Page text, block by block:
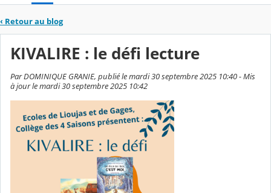
‹ Retour au blog
KIVALIRE : le défi lecture
Par DOMINIQUE GRANIE, publié le mardi 30 septembre 2025 10:40 - Mis
à jour le mardi 30 septembre 2025 10:42